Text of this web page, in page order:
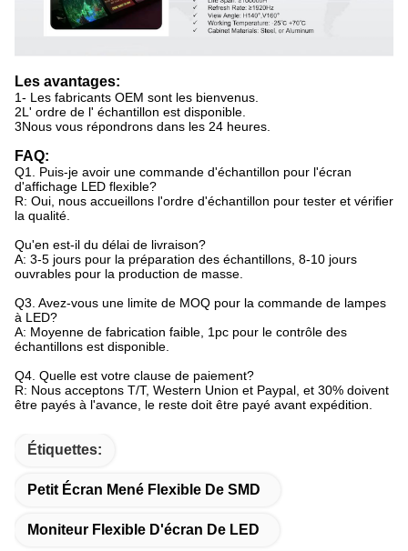
Les avantages:
1- Les fabricants OEM sont les bienvenus.
2L' ordre de l' échantillon est disponible.
3Nous vous répondrons dans les 24 heures.
FAQ:
Q1. Puis-je avoir une commande d'échantillon pour l'écran
d'affichage LED flexible?
R: Oui, nous accueillons l'ordre d'échantillon pour tester et vérifier
la qualité.
Qu'en est-il du délai de livraison?
A: 3-5 jours pour la préparation des échantillons, 8-10 jours
ouvrables pour la production de masse.
Q3. Avez-vous une limite de MOQ pour la commande de lampes
à LED?
A: Moyenne de fabrication faible, 1pc pour le contrôle des
échantillons est disponible.
Q4. Quelle est votre clause de paiement?
R: Nous acceptons T/T, Western Union et Paypal, et 30% doivent
être payés à l'avance, le reste doit être payé avant expédition.
Étiquettes:
Petit Écran Mené Flexible De SMD
Moniteur Flexible D'écran De LED